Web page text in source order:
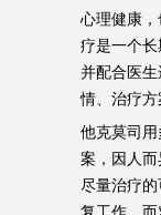
心理健康
疗是一个长
并配合医
情、治疗方
他克莫司
案，因人而
尽量治疗